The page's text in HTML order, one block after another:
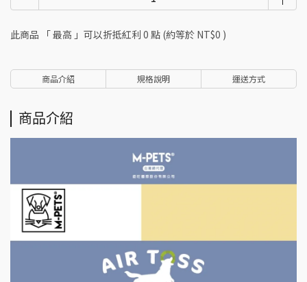
此商品 「 最高 」可以折抵紅利 0 點 (約等於 NT$0 )
商品介紹 規格說明 運送方式
商品介紹